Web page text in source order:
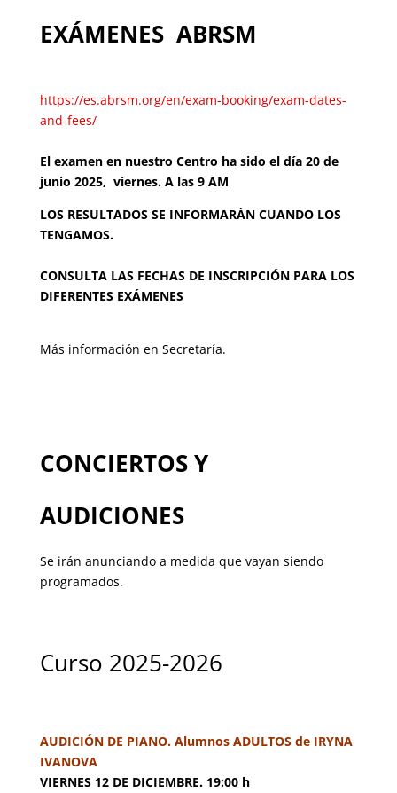
EXÁMENES ABRSM
https://es.abrsm.org/en/exam-booking/exam-dates-
and-fees/
El examen en nuestro Centro ha sido el día 20 de
junio 2025, viernes. A las 9 AM
LOS RESULTADOS SE INFORMARÁN CUANDO LOS
TENGAMOS.
CONSULTA LAS FECHAS DE INSCRIPCIÓN PARA LOS
DIFERENTES EXÁMENES
Más información en Secretaría.
CONCIERTOS Y
AUDICIONES
Se irán anunciando a medida que vayan siendo
programados.
Curso 2025-2026
AUDICIÓN DE PIANO. Alumnos ADULTOS de IRYNA
IVANOVA
VIERNES 12 DE DICIEMBRE. 19:00 h